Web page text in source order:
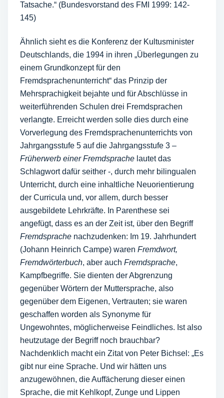
Tatsache.“ (Bundesvorstand des FMI 1999: 142-
145)
Ähnlich sieht es die Konferenz der Kultusminister
Deutschlands, die 1994 in ihren „Überlegungen zu
einem Grundkonzept für den
Fremdsprachenunterricht“ das Prinzip der
Mehrsprachigkeit bejahte und für Abschlüsse in
weiterführenden Schulen drei Fremdsprachen
verlangte. Erreicht werden solle dies durch eine
Vorverlegung des Fremdsprachenunterrichts von
Jahrgangsstufe 5 auf die Jahrgangsstufe 3 –
Früherwerb einer Fremdsprache lautet das
Schlagwort dafür seither -, durch mehr bilingualen
Unterricht, durch eine inhaltliche Neuorientierung
der Curricula und, vor allem, durch besser
ausgebildete Lehrkräfte. In Parenthese sei
angefügt, dass es an der Zeit ist, über den Begriff
Fremdsprache nachzudenken: Im 19. Jahrhundert
(Johann Heinrich Campe) waren Fremdwort,
Fremdwörterbuch, aber auch Fremdsprache,
Kampfbegriffe. Sie dienten der Abgrenzung
gegenüber Wörtern der Muttersprache, also
gegenüber dem Eigenen, Vertrauten; sie waren
geschaffen worden als Synonyme für
Ungewohntes, möglicherweise Feindliches. Ist also
heutzutage der Begriff noch brauchbar?
Nachdenklich macht ein Zitat von Peter Bichsel: „Es
gibt nur eine Sprache. Und wir hätten uns
anzugewöhnen, die Auffächerung dieser einen
Sprache, die mit Kehlkopf, Zunge und Lippen